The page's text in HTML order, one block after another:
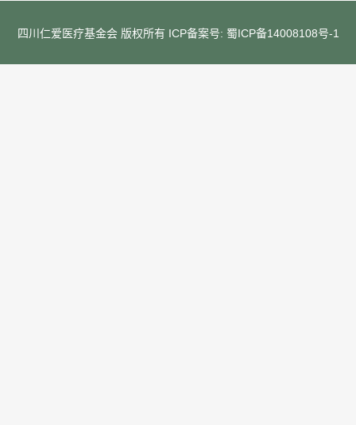
四川仁爱医疗基金会 版权所有 ICP备案号: 蜀ICP备14008108号-1